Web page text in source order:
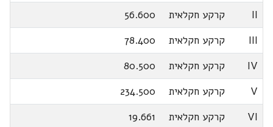
II
קרקע חקלאית
56.600
III
קרקע חקלאית
78.400
IV
קרקע חקלאית
80.500
V
קרקע חקלאית
234.500
VI
קרקע חקלאית
19.661